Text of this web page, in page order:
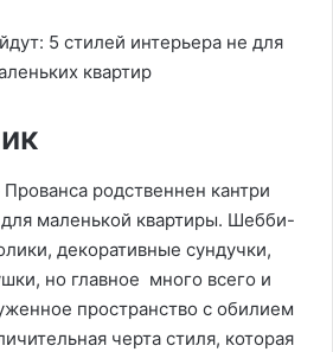
родственнен кантри
маленькой квартиры. Шебби-
декоративные сундучки,
но главное много всего и
пространство с обилием
черта стиля, которая